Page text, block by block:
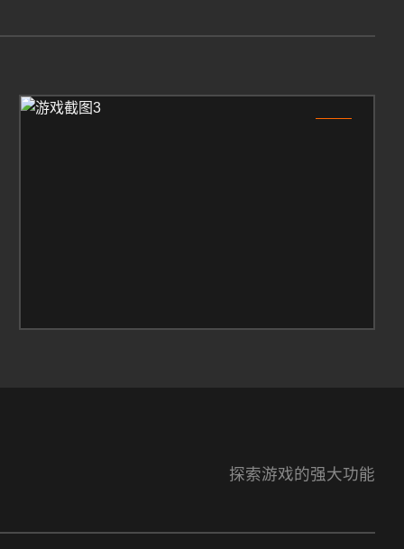
探索游戏的强大功能